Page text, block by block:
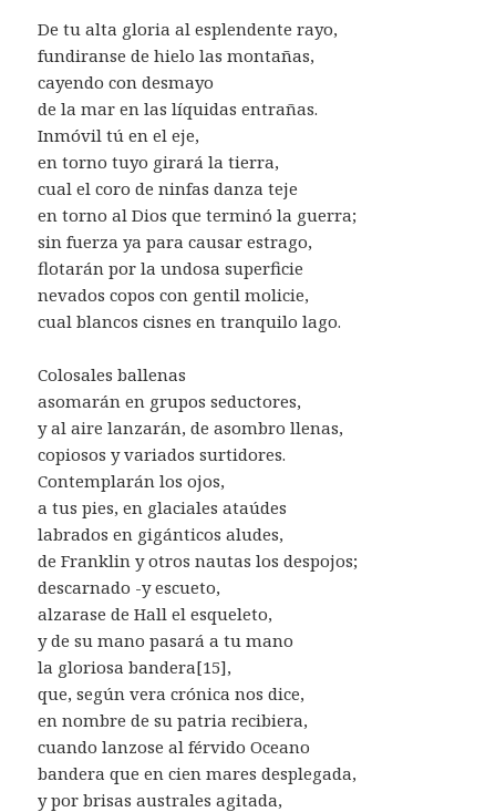
De tu alta gloria al esplendente rayo,
fundiranse de hielo las montañas,
cayendo con desmayo
de la mar en las líquidas entrañas.
Inmóvil tú en el eje,
en torno tuyo girará la tierra,
cual el coro de ninfas danza teje
en torno al Dios que terminó la guerra;
sin fuerza ya para causar estrago,
flotarán por la undosa superficie
nevados copos con gentil molicie,
cual blancos cisnes en tranquilo lago.
Colosales ballenas
asomarán en grupos seductores,
y al aire lanzarán, de asombro llenas,
copiosos y variados surtidores.
Contemplarán los ojos,
a tus pies, en glaciales ataúdes
labrados en gigánticos aludes,
de Franklin y otros nautas los despojos;
descarnado -y escueto,
alzarase de Hall el esqueleto,
y de su mano pasará a tu mano
la gloriosa bandera[15],
que, según vera crónica nos dice,
en nombre de su patria recibiera,
cuando lanzose al férvido Oceano
bandera que en cien mares desplegada,
y por brisas australes agitada,